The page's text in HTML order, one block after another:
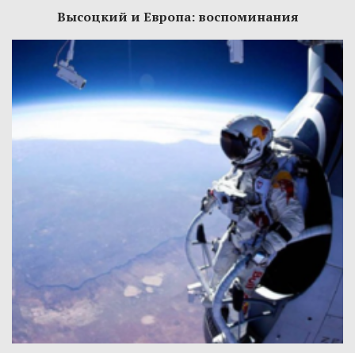
Высоцкий и Европа: воспоминания